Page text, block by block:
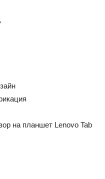
на планшет Lenovo Tab